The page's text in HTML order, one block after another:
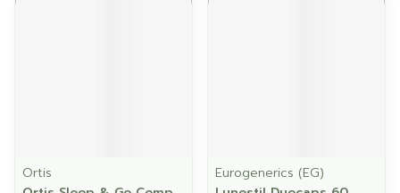
Ortis
Eurogenerics (EG)